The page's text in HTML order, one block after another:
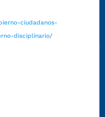
ciudadanos-
disciplinario/